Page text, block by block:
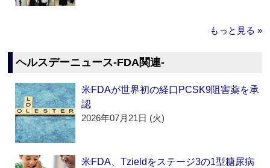
もっと見る »
ヘルスデーニュース‐FDA関連‐
米FDAが世界初の経口PCSK9阻害薬を承
認
2026年07月21日 (火)
米FDA、Tzieldをステージ3の1型糖尿病